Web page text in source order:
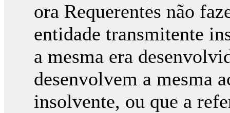
ora Requerentes não
entidade transmitente
a mesma era
desenvolvem a mesma
insolvente, ou que a